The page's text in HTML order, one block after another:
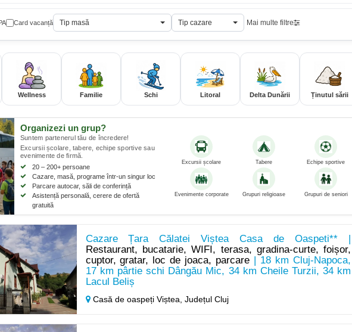
Card vacanță Tip masă Tip cazare Mai multe filtre
Wellness Familie Schi Litoral Delta Dunării Ținutul sării
Organizezi un grup?
Suntem partenerul tău de încredere!
Excursii școlare, tabere, echipe sportive sau
evenimente de firmă.
20 – 200+ persoane
Cazare, masă, programe într-un singur loc
Parcare autocar, săli de conferință
Asistență personală, cerere de ofertă
gratuită
Excursii școlare Tabere Echipe sportive
Evenimente corporate Grupuri religioase Grupuri de seniori
Cazare Țara Călatei Viștea Casa de Oaspeti** |
Restaurant, bucatarie, WIFI, terasa, gradina-curte, foișor,
cuptor, gratar, loc de joaca, parcare | 18 km Cluj-Napoca,
17 km pârtie schi Dângău Mic, 34 km Cheile Turzii, 34 km
Lacul Beliș
Casă de oaspeți Viștea, Județul Cluj